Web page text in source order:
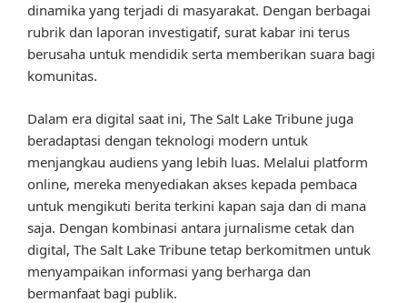
dinamika yang terjadi di masyarakat. Dengan berbagai
rubrik dan laporan investigatif, surat kabar ini terus
berusaha untuk mendidik serta memberikan suara bagi
komunitas.
Dalam era digital saat ini, The Salt Lake Tribune juga
beradaptasi dengan teknologi modern untuk
menjangkau audiens yang lebih luas. Melalui platform
online, mereka menyediakan akses kepada pembaca
untuk mengikuti berita terkini kapan saja dan di mana
saja. Dengan kombinasi antara jurnalisme cetak dan
digital, The Salt Lake Tribune tetap berkomitmen untuk
menyampaikan informasi yang berharga dan
bermanfaat bagi publik.